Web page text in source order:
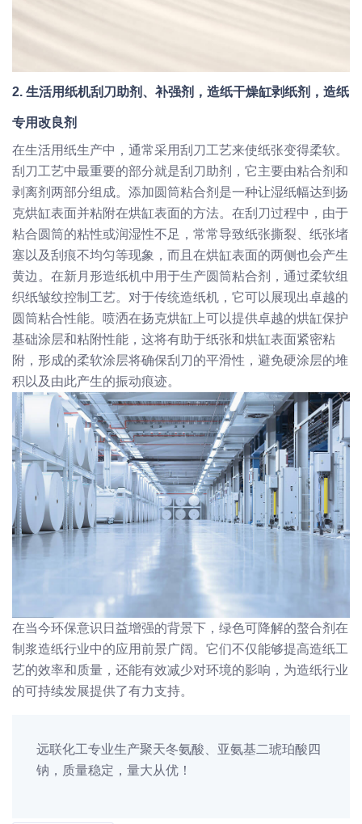
2. 生活用纸机刮刀助剂、补强剂，造纸干燥缸剥纸剂，造纸
专用改良剂
在生活用纸生产中，通常采用刮刀工艺来使纸张变得柔软。
刮刀工艺中最重要的部分就是刮刀助剂，它主要由粘合剂和
剥离剂两部分组成。添加圆筒粘合剂是一种让湿纸幅达到扬
克烘缸表面并粘附在烘缸表面的方法。在刮刀过程中，由于
粘合圆筒的粘性或润湿性不足，常常导致纸张撕裂、纸张堵
塞以及刮痕不均匀等现象，而且在烘缸表面的两侧也会产生
黄边。在新月形造纸机中用于生产圆筒粘合剂，通过柔软组
织纸皱纹控制工艺。对于传统造纸机，它可以展现出卓越的
圆筒粘合性能。喷洒在扬克烘缸上可以提供卓越的烘缸保护
基础涂层和粘附性能，这将有助于纸张和烘缸表面紧密粘
附，形成的柔软涂层将确保刮刀的平滑性，避免硬涂层的堆
积以及由此产生的振动痕迹。
在当今环保意识日益增强的背景下，绿色可降解的螯合剂在
制浆造纸行业中的应用前景广阔。它们不仅能够提高造纸工
艺的效率和质量，还能有效减少对环境的影响，为造纸行业
的可持续发展提供了有力支持。
远联化工专业生产聚天冬氨酸、亚氨基二琥珀酸四
钠，质量稳定，量大从优！